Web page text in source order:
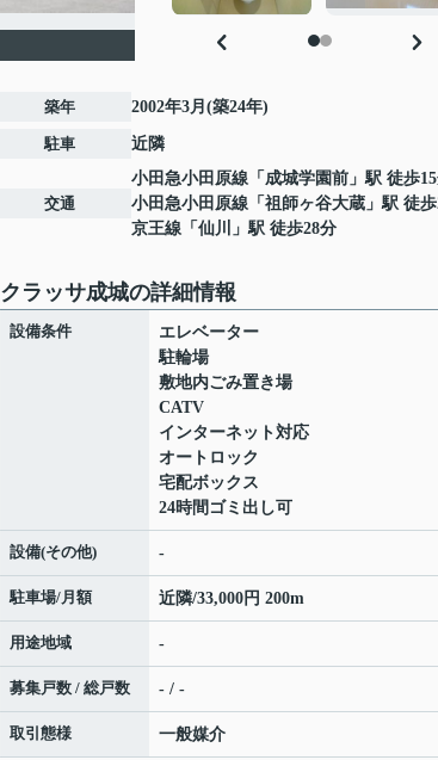
築年 2002年3月(築24年)
駐車 近隣
交通
小田急小田原線 「 成城学園前 」駅 徒歩
小田急小田原線 「 祖師ヶ谷大蔵 」駅 徒
京王線 「 仙川 」駅 徒歩28分
クラッサ成城の詳細情報
設備条件
エレベーター
駐輪場
敷地内ごみ置き場
CATV
インターネット対応
オートロック
宅配ボックス
24時間ゴミ出し可
設備(その他) -
駐車場/月額 近隣/33,000円 200m
用途地域 -
募集戸数 / 総戸数 - / -
取引態様 一般媒介